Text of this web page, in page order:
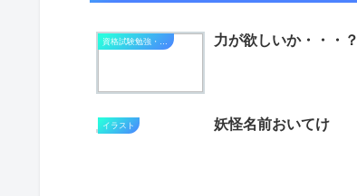
力が欲しいか・・・？
イラスト 妖怪名前おいてけ